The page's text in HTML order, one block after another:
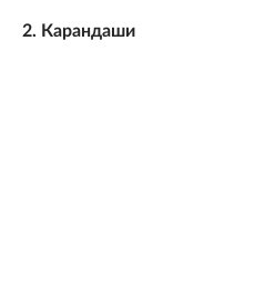
2. Карандаши